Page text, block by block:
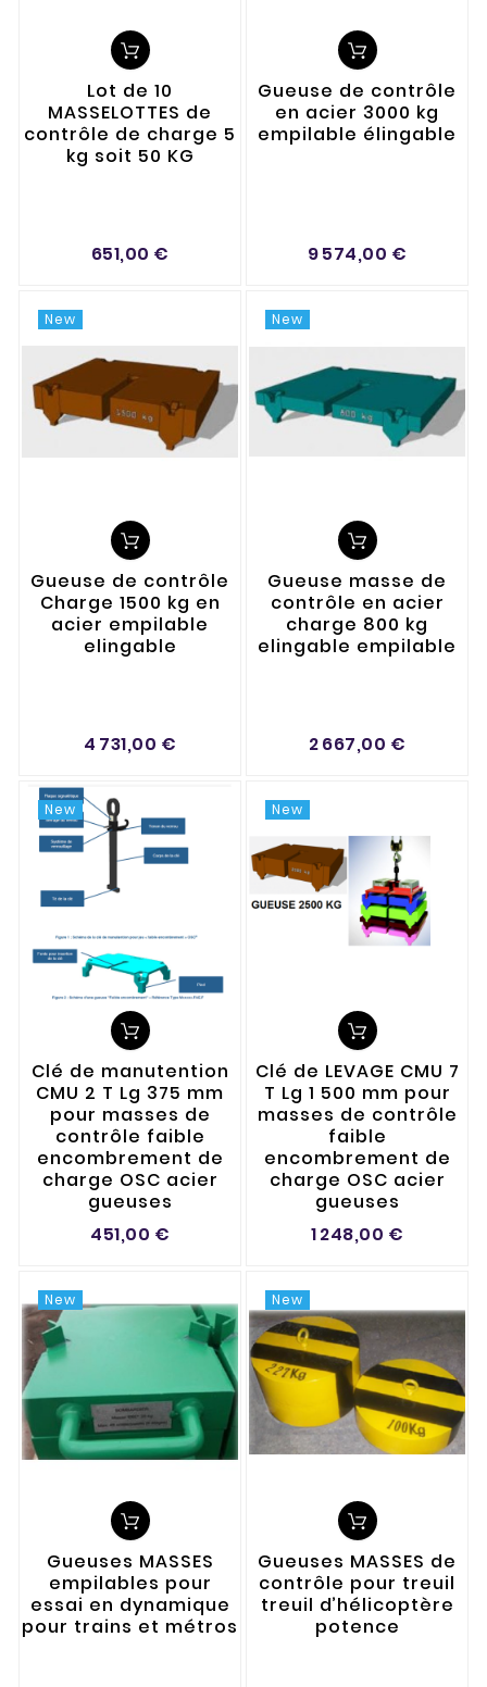
Lot de 10
MASSELOTTES de
contrôle de charge 5
kg soit 50 KG
651,00 €
Gueuse de contrôle
en acier 3000 kg
empilable élingable
9 574,00 €
New
Gueuse de contrôle
Charge 1500 kg en
acier empilable
elingable
4 731,00 €
New
Gueuse masse de
contrôle en acier
charge 800 kg
elingable empilable
2 667,00 €
New
Clé de manutention
CMU 2 T Lg 375 mm
pour masses de
contrôle faible
encombrement de
charge OSC acier
gueuses
451,00 €
New
Clé de LEVAGE CMU 7
T Lg 1 500 mm pour
masses de contrôle
faible
encombrement de
charge OSC acier
gueuses
1 248,00 €
New
Gueuses MASSES
empilables pour
essai en dynamique
pour trains et métros
New
Gueuses MASSES de
contrôle pour treuil
treuil d’hélicoptère
potence